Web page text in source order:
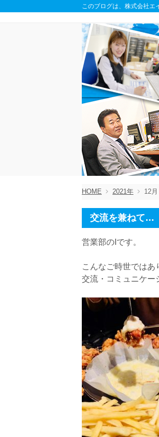
このブログは、株式会社エ
HOME 2021年 12月
交流を兼ねて…
営業部のIです。
こんなご時世では
交流・コミュニケー